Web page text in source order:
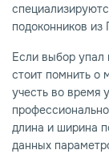
подоконников из
Если выбор упал
стоит помнить о
учесть во время
длина и ширина
данных